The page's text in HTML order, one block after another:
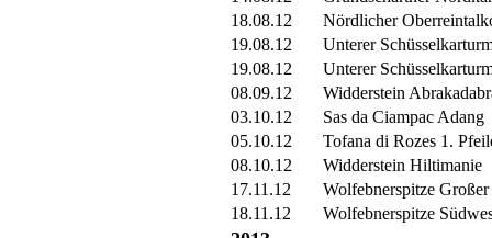
18.08.12
Nördlicher
19.08.12
Unterer
19.08.12
Unterer
08.09.12
Widderstein
03.10.12
Sas da Ciampac Adang
05.10.12
Tofana di Rozes 1.
08.10.12
Widderstein Hiltimanie
17.11.12
Wolfebnerspitze
18.11.12
Wolfebnerspitze